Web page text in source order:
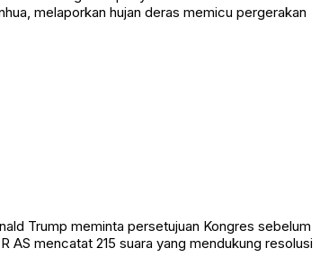
melaporkan hujan deras memicu pergerakan
Trump meminta persetujuan Kongres sebelum
AS mencatat 215 suara yang mendukung resolusi